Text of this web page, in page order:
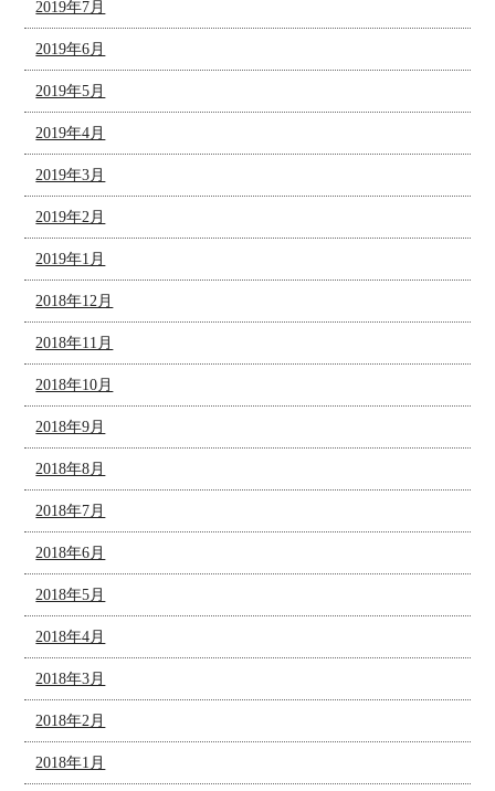
2019年7月
2019年6月
2019年5月
2019年4月
2019年3月
2019年2月
2019年1月
2018年12月
2018年11月
2018年10月
2018年9月
2018年8月
2018年7月
2018年6月
2018年5月
2018年4月
2018年3月
2018年2月
2018年1月